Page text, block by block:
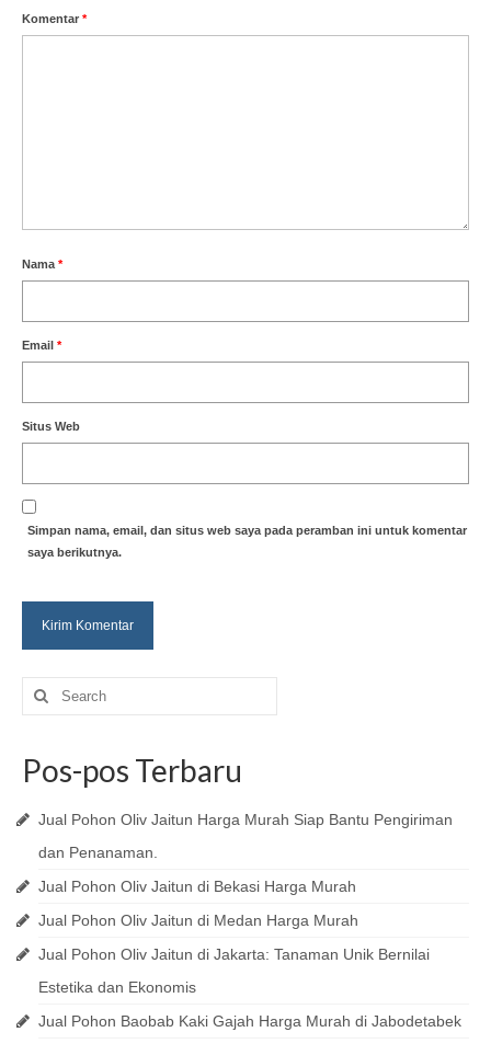
Komentar *
Nama *
Email *
Situs Web
Simpan nama, email, dan situs web saya pada peramban ini untuk komentar
saya berikutnya.
Search
for:
Pos-pos Terbaru
Jual Pohon Oliv Jaitun Harga Murah Siap Bantu Pengiriman
dan Penanaman.
Jual Pohon Oliv Jaitun di Bekasi Harga Murah
Jual Pohon Oliv Jaitun di Medan Harga Murah
Jual Pohon Oliv Jaitun di Jakarta: Tanaman Unik Bernilai
Estetika dan Ekonomis
Jual Pohon Baobab Kaki Gajah Harga Murah di Jabodetabek